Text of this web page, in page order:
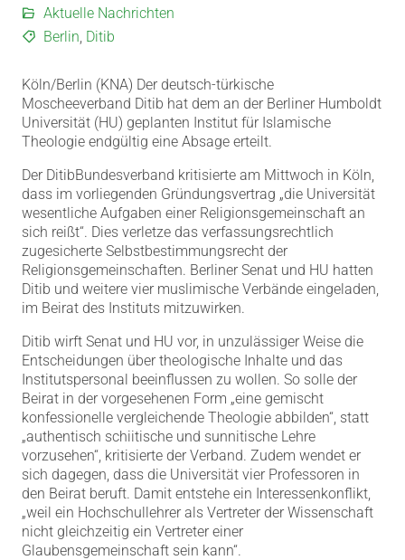
Aktuelle Nachrichten
Berlin Ditib
Köln/Berlin (KNA) Der deutsch-türkische
Moscheeverband Ditib hat dem an der Berliner Humboldt
Universität (HU) geplanten Institut für Islamische
Theologie endgültig eine Absage erteilt.
Der DitibBundesverband kritisierte am Mittwoch in Köln,
dass im vorliegenden Gründungsvertrag „die Universität
wesentliche Aufgaben einer Religionsgemeinschaft an
sich reißt“. Dies verletze das verfassungsrechtlich
zugesicherte Selbstbestimmungsrecht der
Religionsgemeinschaften. Berliner Senat und HU hatten
Ditib und weitere vier muslimische Verbände eingeladen,
im Beirat des Instituts mitzuwirken.
Ditib wirft Senat und HU vor, in unzulässiger Weise die
Entscheidungen über theologische Inhalte und das
Institutspersonal beeinflussen zu wollen. So solle der
Beirat in der vorgesehenen Form „eine gemischt
konfessionelle vergleichende Theologie abbilden“, statt
„authentisch schiitische und sunnitische Lehre
vorzusehen“, kritisierte der Verband. Zudem wendet er
sich dagegen, dass die Universität vier Professoren in
den Beirat beruft. Damit entstehe ein Interessenkonflikt,
„weil ein Hochschullehrer als Vertreter der Wissenschaft
nicht gleichzeitig ein Vertreter einer
Glaubensgemeinschaft sein kann“.